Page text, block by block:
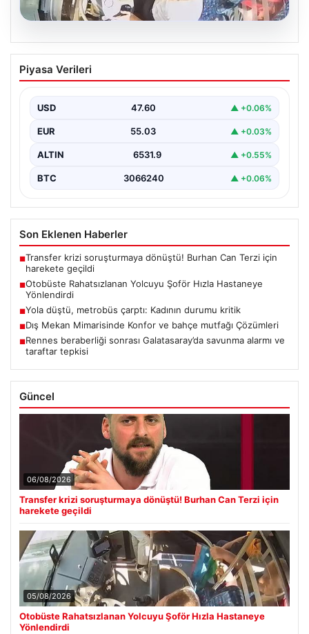
05.08.2026
Otobüste Rahatsızlanan Yolcuyu Şoför
Hızla Hastaneye Yönlendirdi
otobüslerinde yaşanan ilginç ve dikkat çekici…
Piyasa Verileri
USD 47.60 ▲ +0.06%
EUR 55.03 ▲ +0.03%
ALTIN 6531.9 ▲ +0.55%
BTC 3066240 ▲ +0.06%
Son Eklenen Haberler
■Transfer krizi soruşturmaya dönüştü! Burhan Can Terzi için
harekete geçildi
■Otobüste Rahatsızlanan Yolcuyu Şoför Hızla Hastaneye
Yönlendirdi
■Yola düştü, metrobüs çarptı: Kadının durumu kritik
■Dış Mekan Mimarisinde Konfor ve bahçe mutfağı Çözümleri
■Rennes beraberliği sonrası Galatasaray’da savunma alarmı ve
taraftar tepkisi
Güncel
06/08/2026
Transfer krizi soruşturmaya dönüştü! Burhan Can Terzi için
harekete geçildi
05/08/2026
Otobüste Rahatsızlanan Yolcuyu Şoför Hızla Hastaneye
Yönlendirdi